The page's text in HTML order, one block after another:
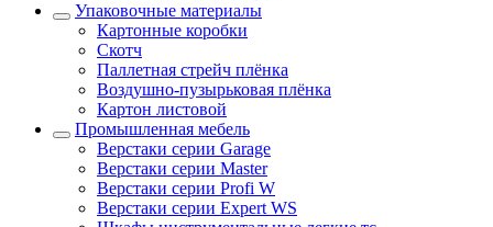
Упаковочные материалы
Картонные коробки
Скотч
Паллетная стрейч плёнка
Воздушно-пузырьковая плёнка
Картон листовой
Промышленная мебель
Верстаки серии Garage
Верстаки серии Master
Верстаки серии Profi W
Верстаки серии Expert WS